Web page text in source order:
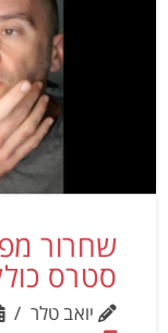
שחרור
סטרס
יואב טלר